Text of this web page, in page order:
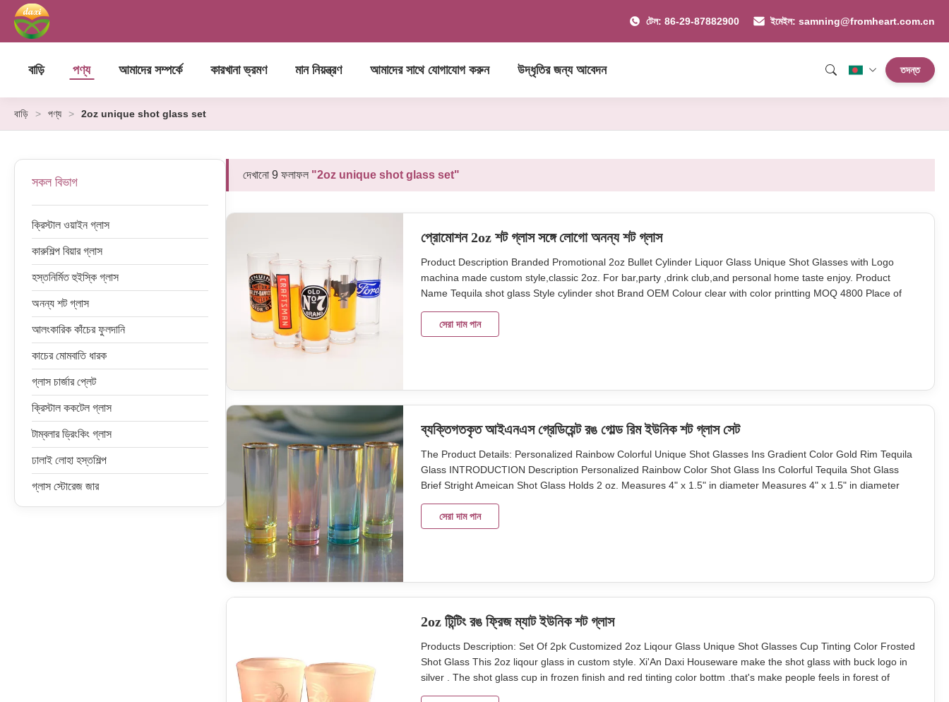
টেল: 86-29-87882900 ইমেইল: samning@fromheart.com.cn
বাড়ি পণ্য আমাদের সম্পর্কে কারখানা ভ্রমণ মান নিয়ন্ত্রণ আমাদের সাথে যোগাযোগ করুন উদ্ধৃতির জন্য আবেদন তদন্ত
বাড়ি > পণ্য > 2oz unique shot glass set
সকল বিভাগ
ক্রিস্টাল ওয়াইন গ্লাস
কারুশিল্প বিয়ার গ্লাস
হস্তনির্মিত হুইস্কি গ্লাস
অনন্য শট গ্লাস
আলংকারিক কাঁচের ফুলদানি
কাচের মোমবাতি ধারক
গ্লাস চার্জার প্লেট
ক্রিস্টাল ককটেল গ্লাস
টাম্বলার ড্রিংকিং গ্লাস
ঢালাই লোহা হস্তশিল্প
গ্লাস স্টোরেজ জার
দেখানো 9 ফলাফল "2oz unique shot glass set"
প্রোমোশন 2oz শট গ্লাস সঙ্গে লোগো অনন্য শট গ্লাস
Product Description Branded Promotional 2oz Bullet Cylinder Liquor Glass Unique Shot Glasses with Logo
machina made custom style,classic 2oz. For bar,party ,drink club,and personal home taste enjoy. Product
Name Tequila shot glass Style cylinder shot Brand OEM Colour clear with color printting MOQ 4800 Place of
Size top 38mm, heigh 103mm weight g 90 g Logo in color
সেরা দাম পান
ব্যক্তিগতকৃত আইএনএস গ্রেডিয়েন্ট রঙ গোল্ড রিম ইউনিক শট গ্লাস সেট
The Product Details: Personalized Rainbow Colorful Unique Shot Glasses Ins Gradient Color Gold Rim Tequila
Glass INTRODUCTION Description Personalized Rainbow Color Shot Glass Ins Colorful Tequila Shot Glass
Brief Stright Ameican Shot Glass Holds 2 oz. Measures 4" x 1.5" in diameter Measures 4" x 1.5" in diameter
MOQ 2400 pcs Lead Time 45days Our company and factory
সেরা দাম পান
2oz টিন্টিং রঙ ফ্রিজ ম্যাট ইউনিক শট গ্লাস
Products Description: Set Of 2pk Customized 2oz Liqour Glass Unique Shot Glasses Cup Tinting Color Frosted
Shot Glass This 2oz liqour glass in custom style. Xi'An Daxi Houseware make the shot glass with buck logo in
silver . The shot glass cup in frozen finish and red tinting color bottm .that's make people feels in forest of